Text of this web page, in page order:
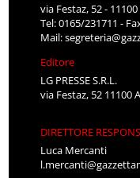
via Festaz, 52 -
Tel: 0165/231711 -
Mail:
Editore
LG PRESSE S.R.L.
via Festaz, 52 11100
DIRETTORE
Luca Mercanti